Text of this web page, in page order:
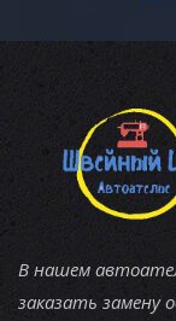
В нашем
заказать замену